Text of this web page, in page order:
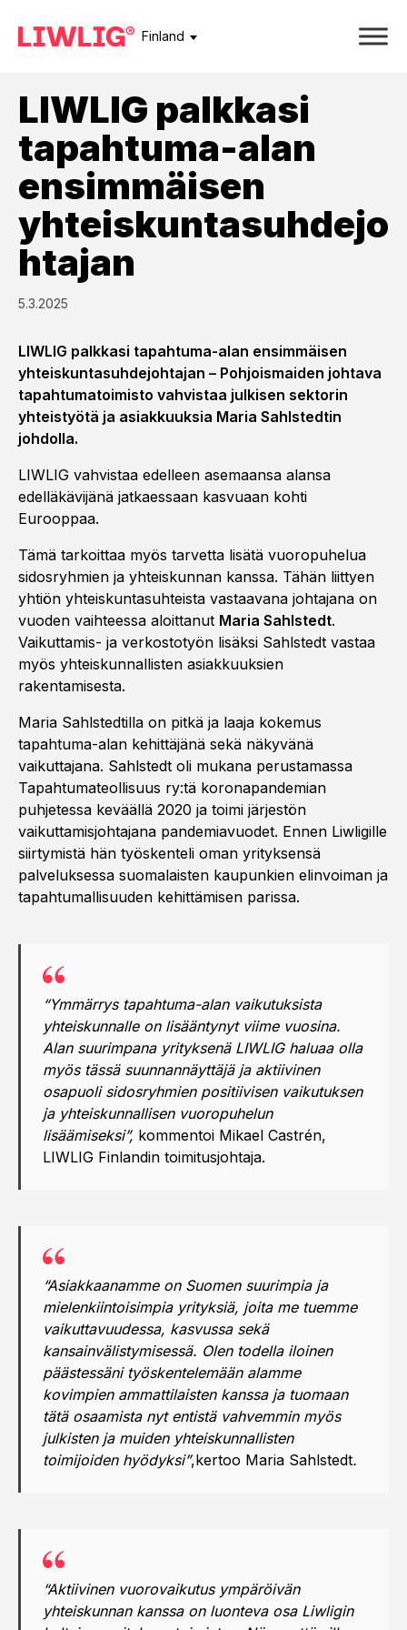
Finland
LIWLIG palkkasi
tapahtuma-alan
ensimmäisen
yhteiskuntasuhdejo
htajan
5.3.2025
LIWLIG palkkasi tapahtuma-alan ensimmäisen
yhteiskuntasuhdejohtajan – Pohjoismaiden johtava
tapahtumatoimisto vahvistaa julkisen sektorin
yhteistyötä ja asiakkuuksia Maria Sahlstedtin
johdolla.
LIWLIG vahvistaa edelleen asemaansa alansa
edelläkävijänä jatkaessaan kasvuaan kohti
Eurooppaa.
Tämä tarkoittaa myös tarvetta lisätä vuoropuhelua
sidosryhmien ja yhteiskunnan kanssa. Tähän liittyen
yhtiön yhteiskuntasuhteista vastaavana johtajana on
vuoden vaihteessa aloittanut Maria Sahlstedt.
Vaikuttamis- ja verkostotyön lisäksi Sahlstedt vastaa
myös yhteiskunnallisten asiakkuuksien
rakentamisesta.
Maria Sahlstedtilla on pitkä ja laaja kokemus
tapahtuma-alan kehittäjänä sekä näkyvänä
vaikuttajana. Sahlstedt oli mukana perustamassa
Tapahtumateollisuus ry:tä koronapandemian
puhjetessa keväällä 2020 ja toimi järjestön
vaikuttamisjohtajana pandemiavuodet. Ennen Liwligille
siirtymistä hän työskenteli oman yrityksensä
palveluksessa suomalaisten kaupunkien elinvoiman ja
tapahtumallisuuden kehittämisen parissa.
“Ymmärrys tapahtuma-alan vaikutuksista
yhteiskunnalle on lisääntynyt viime vuosina.
Alan suurimpana yrityksenä LIWLIG haluaa olla
myös tässä suunnannäyttäjä ja aktiivinen
osapuoli sidosryhmien positiivisen vaikutuksen
ja yhteiskunnallisen vuoropuhelun
lisäämiseksi”, kommentoi Mikael Castrén,
LIWLIG Finlandin toimitusjohtaja.
“Asiakkaanamme on Suomen suurimpia ja
mielenkiintoisimpia yrityksiä, joita me tuemme
vaikuttavuudessa, kasvussa sekä
kansainvälistymisessä. Olen todella iloinen
päästessäni työskentelemään alamme
kovimpien ammattilaisten kanssa ja tuomaan
tätä osaamista nyt entistä vahvemmin myös
julkisten ja muiden yhteiskunnallisten
toimijoiden hyödyksi”,kertoo Maria Sahlstedt.
“Aktiivinen vuorovaikutus ympäröivän
yhteiskunnan kanssa on luonteva osa Liwligin